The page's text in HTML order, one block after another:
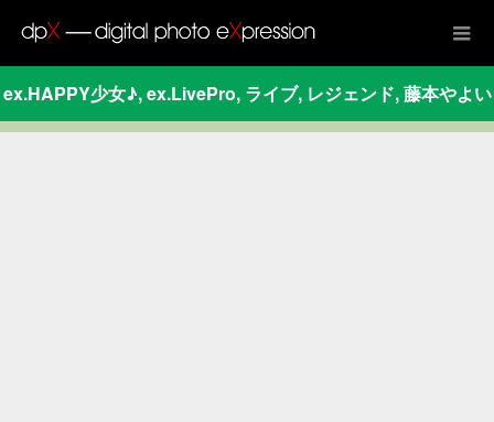
ex.HAPPY少女♪,ex.LivePro, ライブ, レジェンド,藤本やよい